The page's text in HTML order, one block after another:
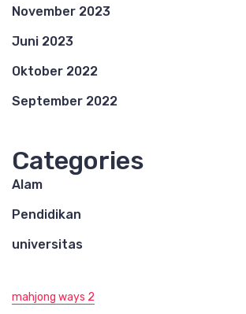
November 2023
Juni 2023
Oktober 2022
September 2022
Categories
Alam
Pendidikan
universitas
mahjong ways 2